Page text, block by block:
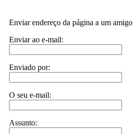
Enviar endereço da página a um amigo
Enviar ao e-mail:
Enviado por:
O seu e-mail:
Assunto: